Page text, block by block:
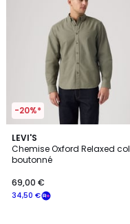
-20%*
LEVI'S
Chemise Oxford Relaxed col
boutonné
34,50 €
69,00 €
4
/
5
3
Couleurs